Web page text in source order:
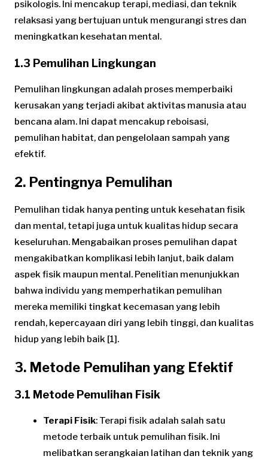
psikologis. Ini mencakup terapi, mediasi, dan teknik
relaksasi yang bertujuan untuk mengurangi stres dan
meningkatkan kesehatan mental.
1.3 Pemulihan Lingkungan
Pemulihan lingkungan adalah proses memperbaiki
kerusakan yang terjadi akibat aktivitas manusia atau
bencana alam. Ini dapat mencakup reboisasi,
pemulihan habitat, dan pengelolaan sampah yang
efektif.
2. Pentingnya Pemulihan
Pemulihan tidak hanya penting untuk kesehatan fisik
dan mental, tetapi juga untuk kualitas hidup secara
keseluruhan. Mengabaikan proses pemulihan dapat
mengakibatkan komplikasi lebih lanjut, baik dalam
aspek fisik maupun mental. Penelitian menunjukkan
bahwa individu yang memperhatikan pemulihan
mereka memiliki tingkat kecemasan yang lebih
rendah, kepercayaan diri yang lebih tinggi, dan kualitas
hidup yang lebih baik [1].
3. Metode Pemulihan yang Efektif
3.1 Metode Pemulihan Fisik
Terapi Fisik: Terapi fisik adalah salah satu
metode terbaik untuk pemulihan fisik. Ini
melibatkan serangkaian latihan dan teknik yang